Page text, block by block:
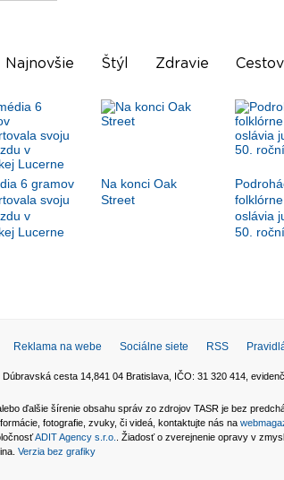
Najnovšie Štýl Zdravie
6 gramov
svoju
v
Lucerne
Na konci Oak
Street
oslávia
50.
Reklama na webe Sociálne siete RSS
cesta 14,841 04 Bratislava, IČO: 31 320 414,
ďalšie šírenie obsahu správ zo zdrojov TASR je bez
fotografie, zvuky, či videá, kontaktujte nás na
ADIT Agency s.r.o.. Žiadosť o zverejnenie opravy v
Verzia bez grafiky